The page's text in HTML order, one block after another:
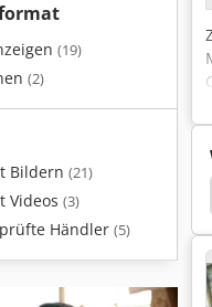
(19)
(2)
Bildern (21)
Videos (3)
Händler (5)
Emco Unimat